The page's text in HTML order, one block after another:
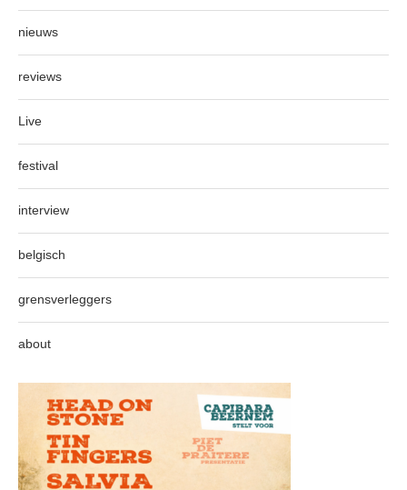
nieuws
reviews
Live
festival
interview
belgisch
grensverleggers
about